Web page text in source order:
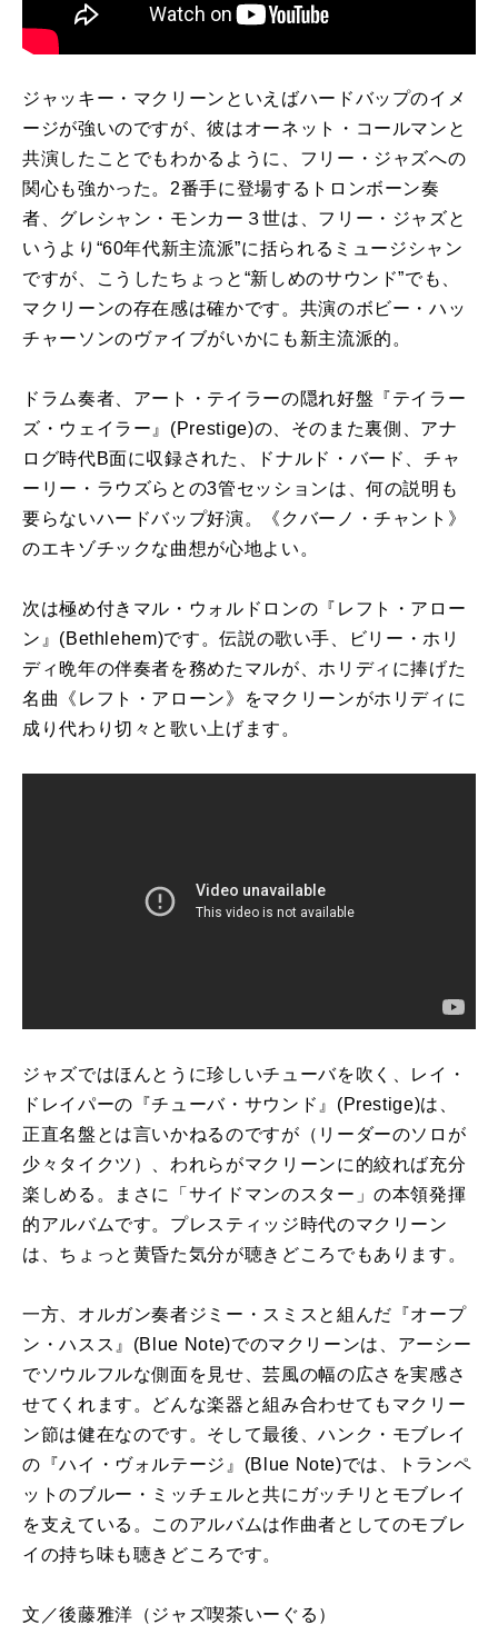
ジャッキー・マクリーンといえばハードバップのイメ
ージが強いのですが、彼はオーネット・コールマンと
共演したことでもわかるように、フリー・ジャズへの
関心も強かった。2番手に登場するトロンボーン奏
者、グレシャン・モンカー３世は、フリー・ジャズと
いうより“60年代新主流派”に括られるミュージシャン
ですが、こうしたちょっと“新しめのサウンド”でも、
マクリーンの存在感は確かです。共演のボビー・ハッ
チャーソンのヴァイブがいかにも新主流派的。
ドラム奏者、アート・テイラーの隠れ好盤『テイラー
ズ・ウェイラー』 (Prestige)の、そのまた裏側、アナ
ログ時代B面に収録された、ドナルド・バード、チャ
ーリー・ラウズらとの3管セッションは、何の説明も
要らないハードバップ好演。《クバーノ・チャント》
のエキゾチックな曲想が心地よい。
次は極め付きマル・ウォルドロンの『レフト・アロー
ン』 (Bethlehem)です。伝説の歌い手、ビリー・ホリ
ディ晩年の伴奏者を務めたマルが、ホリディに捧げた
名曲《レフト・アローン》をマクリーンがホリディに
成り代わり切々と歌い上げます。
ジャズではほんとうに珍しいチューバを吹く、レイ・
ドレイパーの『チューバ・サウンド』 (Prestige)は、
正直名盤とは言いかねるのですが（リーダーのソロが
少々タイクツ）、われらがマクリーンに的絞れば充分
楽しめる。まさに「サイドマンのスター」の本領発揮
的アルバムです。プレスティッジ時代のマクリーン
は、ちょっと黄昏た気分が聴きどころでもあります。
一方、オルガン奏者ジミー・スミスと組んだ『オープ
ン・ハスス』 (Blue Note)でのマクリーンは、アーシー
でソウルフルな側面を見せ、芸風の幅の広さを実感さ
せてくれます。どんな楽器と組み合わせてもマクリー
ン節は健在なのです。そして最後、ハンク・モブレイ
の『ハイ・ヴォルテージ』 (Blue Note)では、トランペ
ットのブルー・ミッチェルと共にガッチリとモブレイ
を支えている。このアルバムは作曲者としてのモブレ
イの持ち味も聴きどころです。
文／後藤雅洋 （ジャズ喫茶いーぐる）